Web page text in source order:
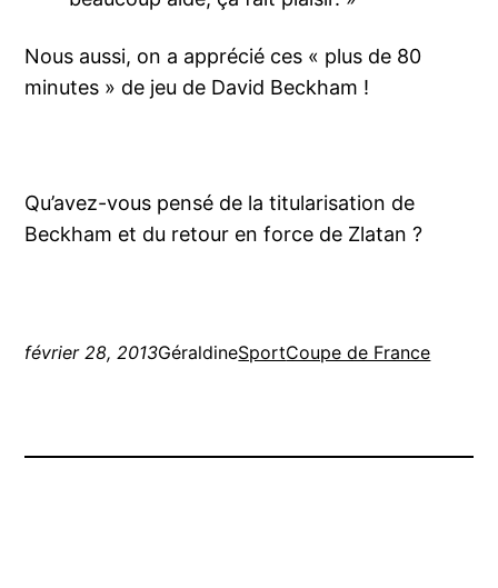
Nous aussi, on a apprécié ces « plus de 80
minutes » de jeu de David Beckham !
Qu’avez-vous pensé de la titularisation de
Beckham et du retour en force de Zlatan ?
février 28, 2013GéraldineSportCoupe de France